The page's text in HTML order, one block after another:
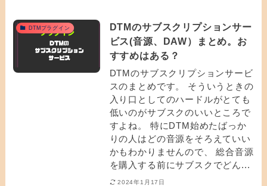
DTMプラグイン
DTMのサブスクリプションサー
ビス(音源、DAW）まとめ。お
すすめはある？
DTMのサブスクリプションサービ
スのまとめです。 そういうときの
入り口としてのハードルがとても
低いのがサブスクのいいところで
すよね。 特にDTM始めたばっか
りの人はどの音源をそろえていい
かもわかりませんので、 総合音源
を購入する前にサブスクでどん...
2024年1月17日